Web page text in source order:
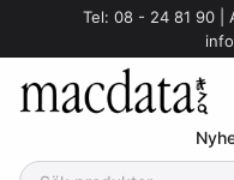
Tel: 08 - 24 81 90 |